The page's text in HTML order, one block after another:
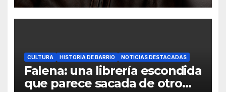
CULTURA HISTORIA DE BARRIO NOTICIAS DESTACADAS
Falena: una librería escondida
que parece sacada de otro